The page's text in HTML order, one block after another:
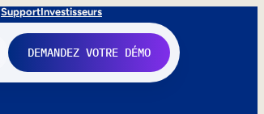
SupportInvestisseurs
DEMANDEZ VOTRE DÉMO